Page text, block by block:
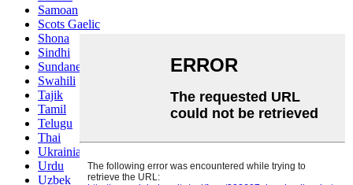
Samoan
Scots Gaelic
Shona
Sindhi
Sundanese
Swahili
Tajik
Tamil
Telugu
Thai
Ukrainian
Urdu
Uzbek